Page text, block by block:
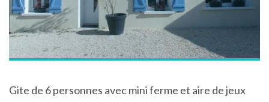
Gite de 6 personnes avec mini ferme et aire de jeux